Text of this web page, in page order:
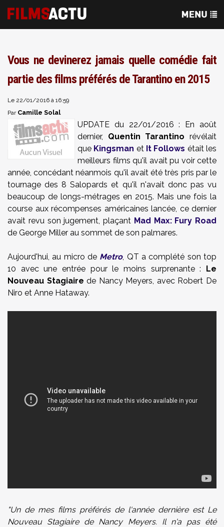
Vous ne devinerez jamais quelle comédie fait
partie des films préférés de Tarantino en 2015
Le 22/01/2016 à 16:59
Par Camille Solal
UPDATE du 22/01/2016 : En août
dernier, Quentin Tarantino révélait
que Kingsman et It Follows était les
meilleurs films qu'il avait pu voir cette
année, concédant néanmois qu'il avait été très pris par le
tournage des 8 Salopards et qu'il n'avait donc pas vu
beaucoup de longs-métrages en 2015. Mais une fois la
course aux récompenses américaines lancée, ce dernier
avait revu son jugement, plaçant Mad Max: Fury Road
de George Miller au sommet de son palmares.
Aujourd'hui, au micro de Metro, QT a complété son top
10 avec une entrée pour le moins surprenante : Le
Nouveau Stagiaire de Nancy Meyers, avec Robert De
Niro et Anne Hataway.
"Un de mes films préférés de l'année dernière est Le
Nouveau Stagiaire de Nancy Meyers. Il n'a pas été